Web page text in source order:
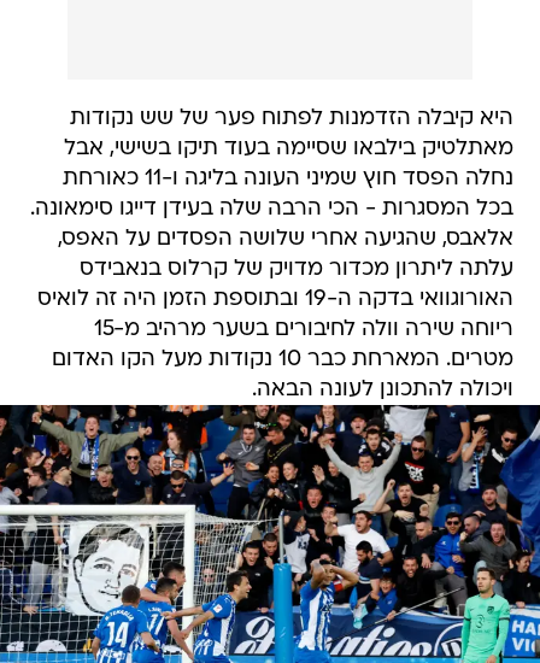
היא קיבלה הזדמנות לפתוח פער של שש נקודות
מאתלטיק בילבאו שסיימה בעוד תיקו בשישי, אבל
נחלה הפסד חוץ שמיני העונה בליגה ו-11 כאורחת
בכל המסגרות - הכי הרבה שלה בעידן דייגו סימאונה.
אלאבס, שהגיעה אחרי שלושה הפסדים על האפס,
עלתה ליתרון מכדור מדויק של קרלוס בנאבידס
האורוגוואי בדקה ה-19 ובתוספת הזמן היה זה לואיס
ריוחה שירה וולה לחיבורים בשער מרהיב מ-15
מטרים. המארחת כבר 10 נקודות מעל הקו האדום
ויכולה להתכונן לעונה הבאה.